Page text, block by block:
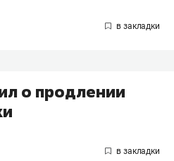
о продлении